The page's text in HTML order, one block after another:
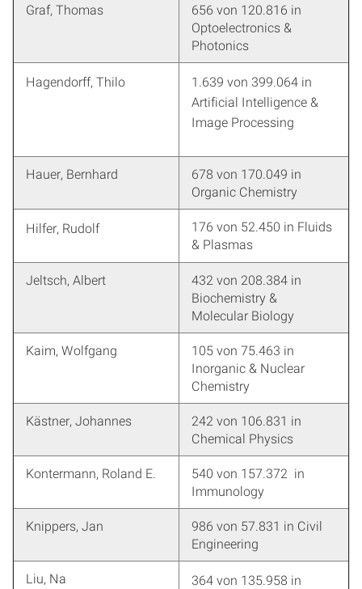
Graf, Thomas
656 von 120.816 in
Optoelectronics &
Photonics
Hagendorff, Thilo
1.639 von 399.064 in
Artificial Intelligence &
Image Processing
Hauer, Bernhard
678 von 170.049 in
Organic Chemistry
Hilfer, Rudolf
176 von 52.450 in Fluids
& Plasmas
Jeltsch, Albert
432 von 208.384 in
Biochemistry &
Molecular Biology
Kaim, Wolfgang
105 von 75.463 in
Inorganic & Nuclear
Chemistry
Kästner, Johannes
242 von 106.831 in
Chemical Physics
Kontermann, Roland E.
540 von 157.372 in
Immunology
Knippers, Jan
986 von 57.831 in Civil
Engineering
Liu, Na
364 von 135.958 in